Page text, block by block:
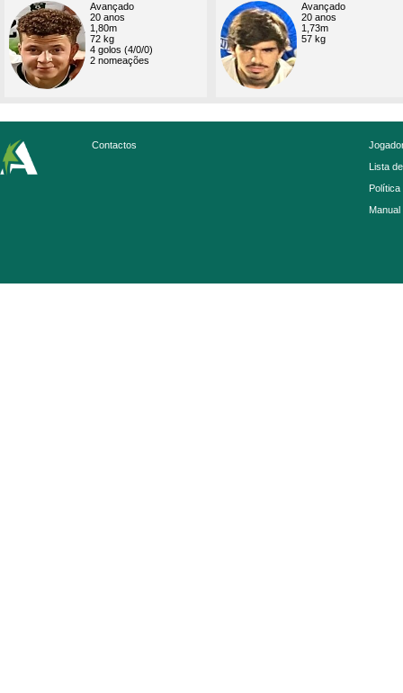
Avançado
20 anos
1,80m
72 kg
4 golos (4/0/0)
2 nomeações
Avançado
20 anos
1,73m
57 kg
Contactos
Lista
Política